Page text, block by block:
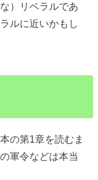
）リベラルであ
ルに近いかもし
の第1章を読むま
軍令などは本当